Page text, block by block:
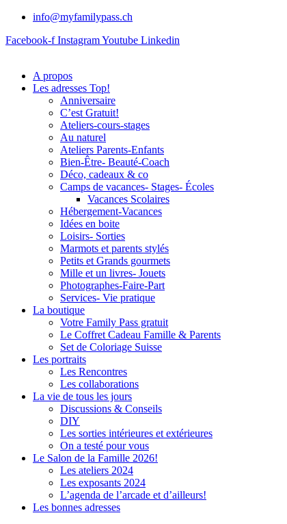
info@myfamilypass.ch
Facebook-f InstagramYoutube Linkedin
A propos
Les adresses Top!
Anniversaire
C’est Gratuit!
Ateliers-cours-stages
Au naturel
Ateliers Parents-Enfants
Bien-Être- Beauté-Coach
Déco, cadeaux & co
Camps de vacances- Stages- Écoles
Vacances Scolaires
Hébergement-Vacances
Idées en boite
Loisirs- Sorties
Marmots et parents stylés
Petits et Grands gourmets
Mille et un livres- Jouets
Photographes-Faire-Part
Services- Vie pratique
La boutique
Votre Family Pass gratuit
Le Coffret Cadeau Famille & Parents
Set de Coloriage Suisse
Les portraits
Les Rencontres
Les collaborations
La vie de tous les jours
Discussions & Conseils
DIY
Les sorties intérieures et extérieures
On a testé pour vous
Le Salon de la Famille 2026!
Les ateliers 2024
Les exposants 2024
L’agenda de l’arcade et d’ailleurs!
Les bonnes adresses